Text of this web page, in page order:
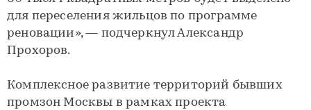
для переселения жильцов по программе
реновации», — подчеркнул Александр
Прохоров.
Комплексное развитие территорий бывших
промзон Москвы в рамках проекта